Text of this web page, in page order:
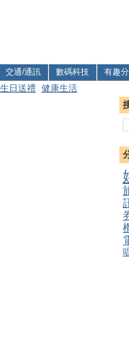
交通/通訊 數碼科技 有趣
生日送禮 健康生活